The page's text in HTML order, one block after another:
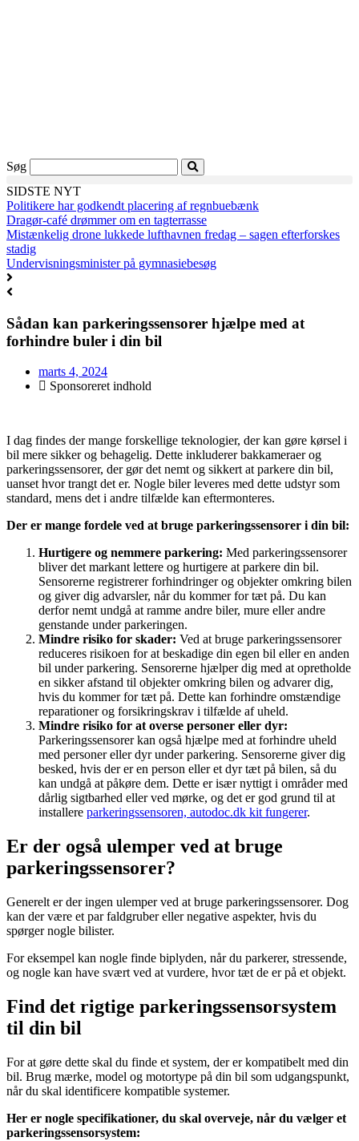
Søg
SIDSTE NYT
Politikere har godkendt placering af regnbuebænk
Dragør-café drømmer om en tagterrasse
Mistænkelig drone lukkede lufthavnen fredag – sagen efterforskes
stadig
Undervisningsminister på gymnasiebesøg
Sådan kan parkeringssensorer hjælpe med at
forhindre buler i din bil
marts 4, 2024
Sponsoreret indhold
I dag findes der mange forskellige teknologier, der kan gøre kørsel i
bil mere sikker og behagelig. Dette inkluderer bakkameraer og
parkeringssensorer, der gør det nemt og sikkert at parkere din bil,
uanset hvor trangt det er. Nogle biler leveres med dette udstyr som
standard, mens det i andre tilfælde kan eftermonteres.
Der er mange fordele ved at bruge parkeringssensorer i din bil:
Hurtigere og nemmere parkering: Med parkeringssensorer
bliver det markant lettere og hurtigere at parkere din bil.
Sensorerne registrerer forhindringer og objekter omkring bilen
og giver dig advarsler, når du kommer for tæt på. Du kan
derfor nemt undgå at ramme andre biler, mure eller andre
genstande under parkeringen.
Mindre risiko for skader: Ved at bruge parkeringssensorer
reduceres risikoen for at beskadige din egen bil eller en anden
bil under parkering. Sensorerne hjælper dig med at opretholde
en sikker afstand til objekter omkring bilen og advarer dig,
hvis du kommer for tæt på. Dette kan forhindre omstændige
reparationer og forsikringskrav i tilfælde af uheld.
Mindre risiko for at overse personer eller dyr:
Parkeringssensorer kan også hjælpe med at forhindre uheld
med personer eller dyr under parkering. Sensorerne giver dig
besked, hvis der er en person eller et dyr tæt på bilen, så du
kan undgå at påkøre dem. Dette er især nyttigt i områder med
dårlig sigtbarhed eller ved mørke, og det er god grund til at
installere parkeringssensoren, autodoc.dk kit fungerer.
Er der også ulemper ved at bruge
parkeringssensorer?
Generelt er der ingen ulemper ved at bruge parkeringssensorer. Dog
kan der være et par faldgruber eller negative aspekter, hvis du
spørger nogle bilister.
For eksempel kan nogle finde biplyden, når du parkerer, stressende,
og nogle kan have svært ved at vurdere, hvor tæt de er på et objekt.
Find det rigtige parkeringssensorsystem
til din bil
For at gøre dette skal du finde et system, der er kompatibelt med din
bil. Brug mærke, model og motortype på din bil som udgangspunkt,
når du skal identificere kompatible systemer.
Her er nogle specifikationer, du skal overveje, når du vælger et
parkeringssensorsystem: